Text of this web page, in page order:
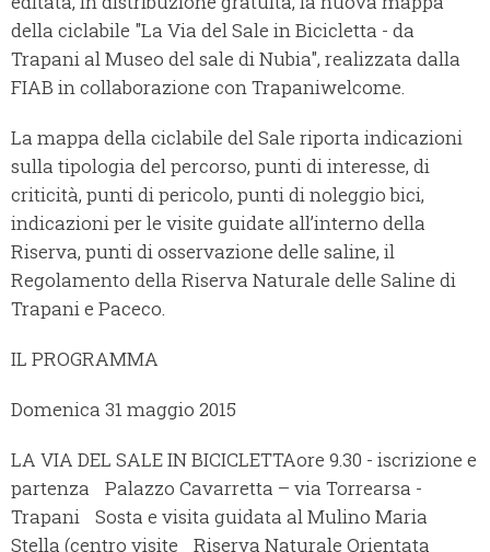
della ciclabile "La Via del Sale in Bicicletta - da
Trapani al Museo del sale di Nubia", realizzata dalla
FIAB in collaborazione con Trapaniwelcome.
La mappa della ciclabile del Sale riporta indicazioni
sulla tipologia del percorso, punti di interesse, di
criticità, punti di pericolo, punti di noleggio bici,
indicazioni per le visite guidate all’interno della
Riserva, punti di osservazione delle saline, il
Regolamento della Riserva Naturale delle Saline di
Trapani e Paceco.
IL PROGRAMMA
Domenica 31 maggio 2015
LA VIA DEL SALE IN BICICLETTAore 9.30 - iscrizione e
partenza Palazzo Cavarretta – via Torrearsa -
Trapani Sosta e visita guidata al Mulino Maria
Stella (centro visite Riserva Naturale Orientata